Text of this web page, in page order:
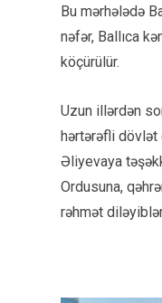
Bu mərhələdə
nəfər, Ballıca
köçürülür.
Uzun illərdən
hərtərəfli dövlət
Əliyevaya
Ordusuna,
rəhmət